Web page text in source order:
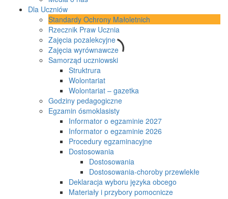
Dla Uczniów
Standardy Ochrony Małoletnich
Rzecznik Praw Ucznia
Zajęcia pozalekcyjne
Zajęcia wyrównawcze
Samorząd uczniowski
Struktrura
Wolontariat
Wolontariat – gazetka
Godziny pedagogiczne
Egzamin ósmoklasisty
Informator o egzaminie 2027
Informator o egzaminie 2026
Procedury egzaminacyjne
Dostosowania
Dostosowania
Dostosowania-choroby przewlekłe
Deklaracja wyboru języka obcego
Materiały i przybory pomocnicze